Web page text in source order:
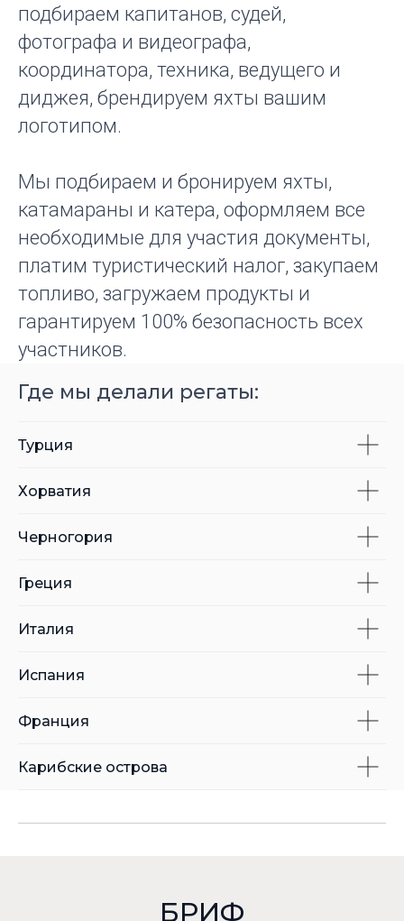
подбираем капитанов, судей,
фотографа и видеографа,
координатора, техника, ведущего и
диджея, брендируем яхты вашим
логотипом.
Мы подбираем и бронируем яхты,
катамараны и катера, оформляем все
необходимые для участия документы,
платим туристический налог, закупаем
топливо, загружаем продукты и
гарантируем 100% безопасность всех
участников.
Где мы делали регаты:
Турция
Хорватия
Черногория
Греция
Италия
Испания
Франция
Карибские острова
БРИФ